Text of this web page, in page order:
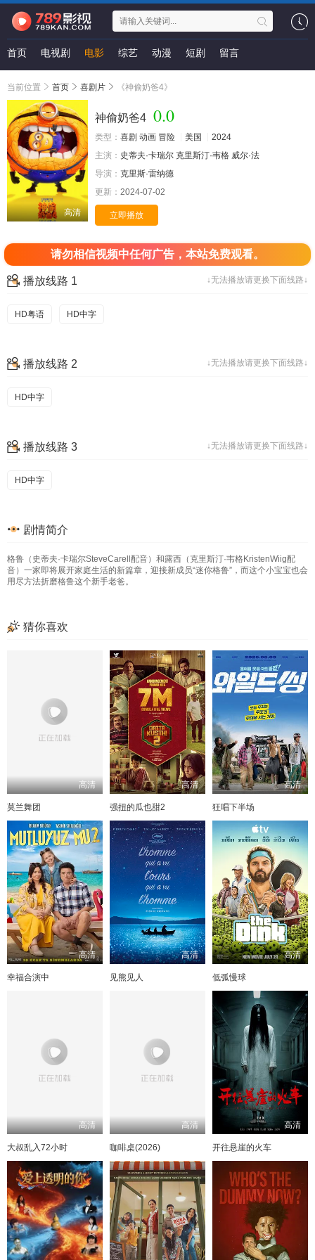
首页 电视剧 电影 综艺 动漫 短剧 留言
当前位置 首页 喜剧片 《神偷奶爸4》
高清
神偷奶爸4 0.0
类型： 喜剧 动画 冒险 美国
2024
主演： 史蒂夫·卡瑞尔 克里斯汀·韦格 威尔·法
导演： 克里斯·雷纳德
更新： 2024-07-02
立即播放
请勿相信视频中任何广告，本站免费观看。
↓无法播放请更换下面线路↓
播放线路 1
HD粤语 HD中字
↓无法播放请更换下面线路↓
播放线路 2
HD中字
↓无法播放请更换下面线路↓
播放线路 3
HD中字
剧情简介
格鲁（史蒂夫·卡瑞尔SteveCarell配音）和露西（克里斯汀·韦格KristenWiig配
音）一家即将展开家庭生活的新篇章，迎接新成员“迷你格鲁”，而这个小宝宝也会
用尽方法折磨格鲁这个新手老爸。
猜你喜欢
高清
莫兰舞团
高清
强扭的瓜也甜2
高清
狂唱下半场
高清
幸福合演中
高清
见熊见人
高清
低弧慢球
高清
大叔乱入72小时
高清
咖啡桌(2026)
高清
开往悬崖的火车